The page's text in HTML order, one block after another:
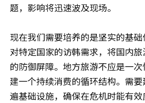
题，影响将迅速波及现场。
现在我们需要培养的是坚实的基
对特定国家的访韩需求，将国内
的防御屏障。地方旅游不应是一
建一个持续消费的循环结构。需
遍基础设施，确保在危机时能有